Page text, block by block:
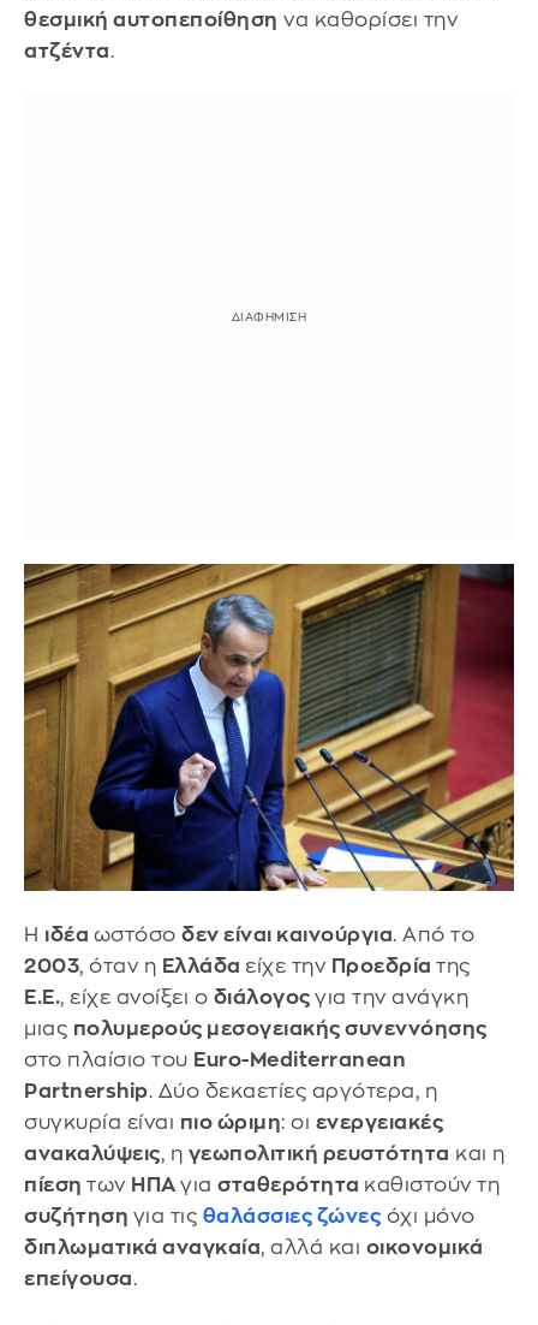
θεσμική αυτοπεποίθηση να καθορίσει την
ατζέντα.
Η ιδέα ωστόσο δεν είναι καινούργια. Από το
2003, όταν η Ελλάδα είχε την Προεδρία της
Ε.Ε., είχε ανοίξει ο διάλογος για την ανάγκη
μιας πολυμερούς μεσογειακής συνεννόησης
στο πλαίσιο του Euro-Mediterranean
Partnership. Δύο δεκαετίες αργότερα, η
συγκυρία είναι πιο ώριμη: οι ενεργειακές
ανακαλύψεις, η γεωπολιτική ρευστότητα και η
πίεση των ΗΠΑ για σταθερότητα καθιστούν τη
συζήτηση για τις θαλάσσιες ζώνες όχι μόνο
διπλωματικά αναγκαία, αλλά και οικονομικά
επείγουσα.